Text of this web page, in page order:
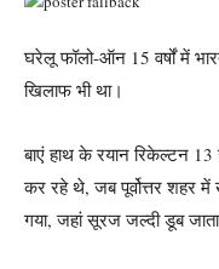
घरेलू फॉलो-ऑन 15 वर्षों में
खिलाफ भी था।
बाएं हाथ के रयान रिकेल्टन
कर रहे थे, जब पूर्वोत्तर शहर
गया, जहां सूरज जल्दी डूब